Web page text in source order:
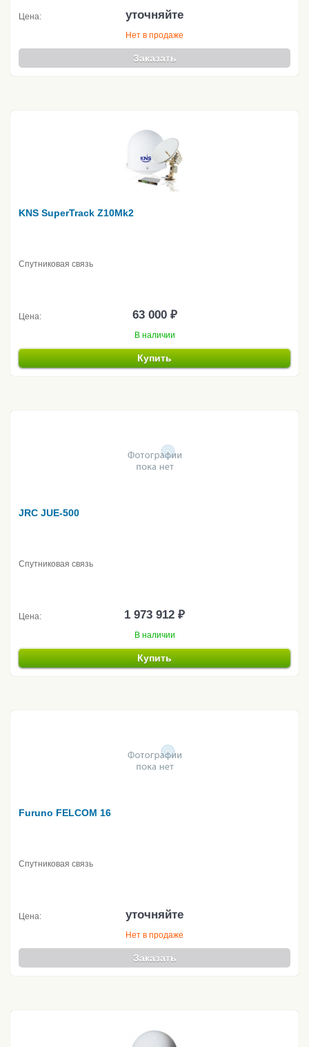
Цена: уточняйте
Нет в продаже
Заказать
KNS SuperTrack Z10Mk2
Спутниковая связь
Цена: 63 000 ₽
В наличии
Купить
JRC JUE-500
Спутниковая связь
Цена: 1 973 912 ₽
В наличии
Купить
Furuno FELCOM 16
Спутниковая связь
Цена: уточняйте
Нет в продаже
Заказать